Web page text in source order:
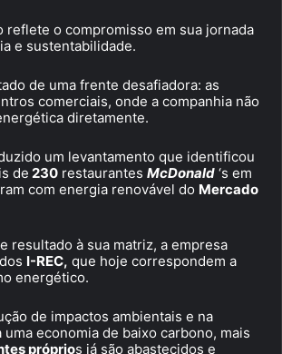
reflete o compromisso em sua jornada
e sustentabilidade.
de uma frente desafiadora: as
comerciais, onde a companhia não
diretamente.
um levantamento que identificou
de 230 restaurantes McDonald ‘s em
com energia renovável do Mercado
resultado à sua matriz, a empresa
I-REC, que hoje correspondem a
energético.
de impactos ambientais e na
economia de baixo carbono, mais
próprios já são abastecidos e